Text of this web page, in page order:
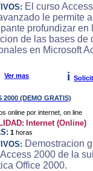
El curso
le permite al
profundizar en
de las bases de
en Microsoft
Ver mas i
2000 (DEMO GRATIS)
Internet (Online)
1 horas
Demostracion
2000 de la
Office 2000.